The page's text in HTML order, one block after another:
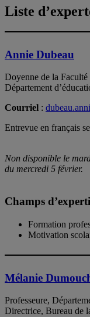
Liste
Annie Dubeau
Doyenne de la Faculté
Département
Courriel :
Entrevue en français
Non disponible le
du mercredi 5 février.
Champs
Formation
Motivation
Mélanie
Professeure,
Directrice, Bureau de